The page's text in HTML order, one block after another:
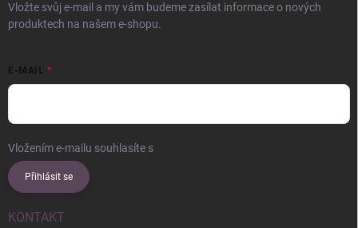
Vložte svůj e-mail a my vám budeme zasílat informace o nových
produktech na našem e-shopu.
E-MAIL
Vložením e-mailu souhlasíte s
Přihlásit se
KONTAKT